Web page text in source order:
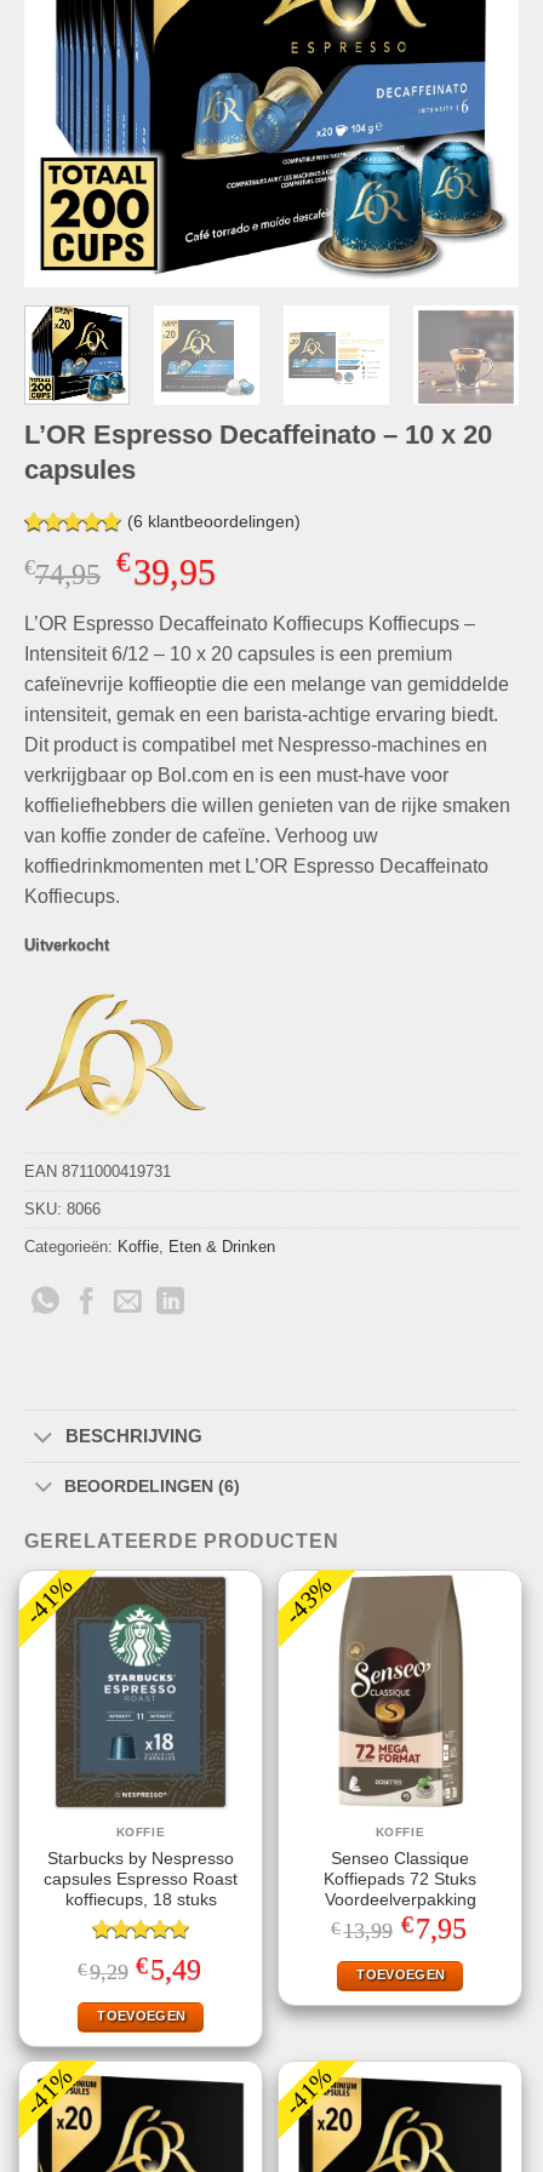
L’OR Espresso Decaffeinato – 10 x 20
capsules
Gewaardeerd
5.00op 5
gebaseerd
waarderingen
(6 klantbeoordelingen)
€74,95 Oorspronkelijke
was:
€74,95.
€39,95Huidige
is:
€39,95.
L’OR Espresso Decaffeinato Koffiecups Koffiecups –
Intensiteit 6/12 – 10 x 20 capsules is een premium
cafeïnevrije koffieoptie die een melange van gemiddelde
intensiteit, gemak en een barista-achtige ervaring biedt.
Dit product is compatibel met Nespresso-machines en
verkrijgbaar op Bol.com en is een must-have voor
koffieliefhebbers die willen genieten van de rijke smaken
van koffie zonder de cafeïne. Verhoog uw
koffiedrinkmomenten met L’OR Espresso Decaffeinato
Koffiecups.
Uitverkocht
EAN 8711000419731
SKU: 8066
Categorieën: Koffie, Eten & Drinken
BESCHRIJVING
BEOORDELINGEN (6)
GERELATEERDE PRODUCTEN
-41%
KOFFIE
Starbucks by Nespresso
capsules Espresso Roast
koffiecups, 18 stuks
Gewaardeerd
5.00uit 5
€9,29 Oorspronkelijke
prijs
was:
€9,29.
€5,49
is:
€5,49.
TOEVOEGEN
-43%
KOFFIE
Senseo Classique
Koffiepads 72 Stuks
Voordeelverpakking
€13,99 Oorspronkelijke
prijs
was:
€13,99.
€7,95prijs
TOEVOEGEN
-41% -41%